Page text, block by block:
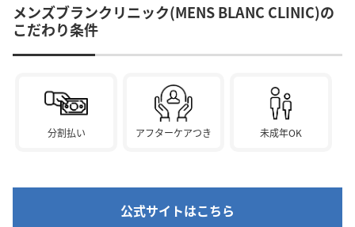
メンズブランクリニック(MENS BLANC CLINIC)の
こだわり条件
分割払い アフターケアつき 未成年OK
公式サイトはこちら